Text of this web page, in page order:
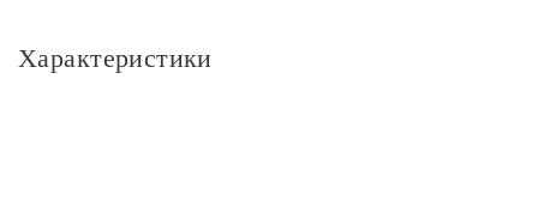
Характеристики